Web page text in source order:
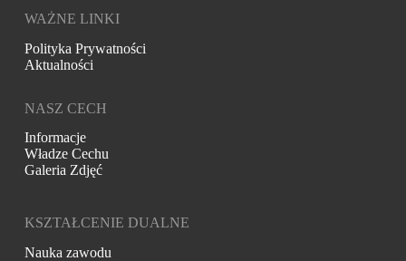
WAŻNE LINKI
Polityka Prywatności
Aktualności
NASZ CECH
Informacje
Władze Cechu
Galeria Zdjęć
KSZTAŁCENIE DUALNE
Nauka zawodu